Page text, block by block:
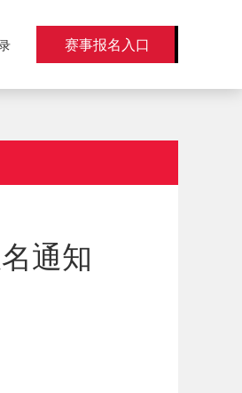
赛事报名入口
通知